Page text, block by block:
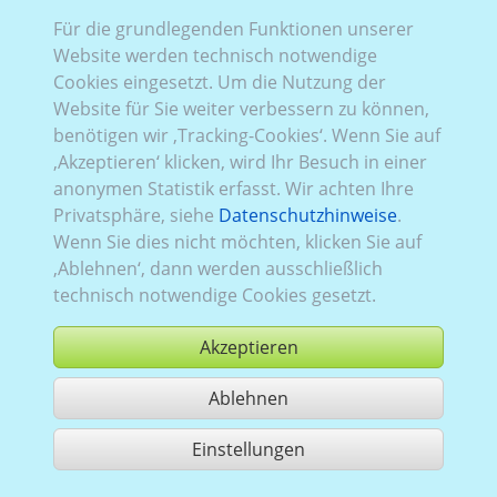
Rena_649:Baureihe 3, Facelift,2014–2019
kaufen
1 Treffer teilen
Für die grundlegenden Funktionen unserer
Website werden technisch notwendige
Cookies eingesetzt. Um die Nutzung der
Website für Sie weiter verbessern zu können,
benötigen wir ‚Tracking-Cookies‘. Wenn Sie auf
‚Akzeptieren‘ klicken, wird Ihr Besuch in einer
anonymen Statistik erfasst. Wir achten Ihre
Privatsphäre, siehe Datenschutzhinweise.
Wenn Sie dies nicht möchten, klicken Sie auf
‚Ablehnen‘, dann werden ausschließlich
technisch notwendige Cookies gesetzt.
Akzeptieren
Ablehnen
Einstellungen